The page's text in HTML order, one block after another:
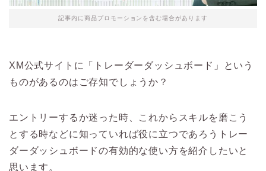
記事内に商品プロモーションを含む場合があります
XM公式サイトに「トレーダーダッシュボード」という
ものがあるのはご存知でしょうか？
エントリーするか迷った時、これからスキルを磨こう
とする時などに知っていれば役に立つであろうトレー
ダーダッシュボードの有効的な使い方を紹介したいと
思います。